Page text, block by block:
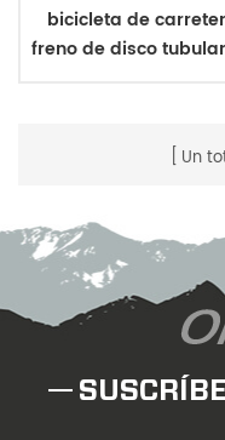
bicicleta de
freno de disco
Un